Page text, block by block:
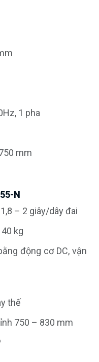
1 pha
mm
N
– 2 giây/dây đai
kg
động cơ DC, vận
thế
750 – 830 mm